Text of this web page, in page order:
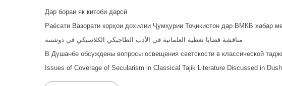
Дар бораи як китоби дарсӣ
Раёсати Вазорати корҳои дохилии Ҷумҳурии Тоҷикистон дар ВМКБ хабар
مناقشة قضايا تغطية العلمانية في الأدب الطاجيكي الكلاسيكي في دوشنبه
В Душанбе обсуждены вопросы освещения светскости в классической
Issues of Coverage of Secularism in Classical Tajik Literature Discussed in